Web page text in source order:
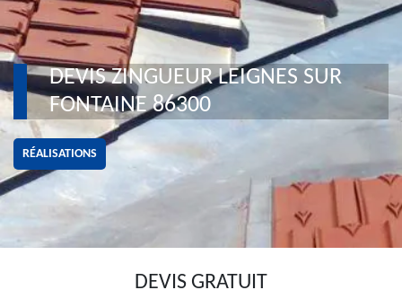
DEVIS ZINGUEUR LEIGNES SUR
FONTAINE 86300
RÉALISATIONS
DEVIS GRATUIT